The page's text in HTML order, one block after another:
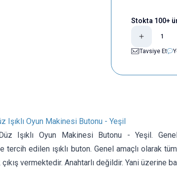
Stokta 100+
Tavsiye Et
Işıklı Oyun Makinesi Butonu - Yeşil
Işıklı Oyun Makinesi Butonu - Yeşil.
tercih edilen ışıklı buton. Genel amaçlı olarak
çıkış vermektedir. Anahtarlı değildir. Yani üzerine